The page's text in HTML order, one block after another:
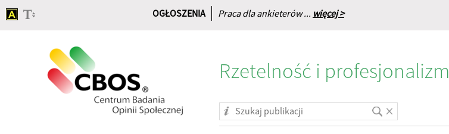
OGŁOSZENIA Praca dla ankieterów ... więcej >
Rzetelność i profesjonalizm